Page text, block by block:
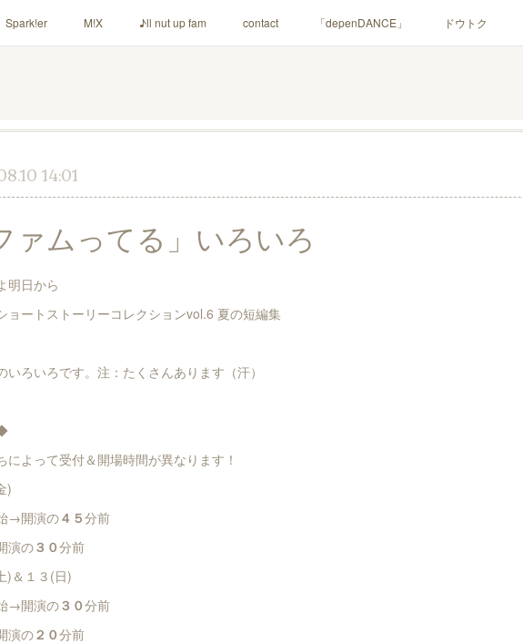
Spark!er M!X ♪ll nut up fam contact 「depenDANCE」 ドウトク
14:01
ァムってる」いろいろ
明日から
ョートストーリーコレクションvol.6 夏の短編集
いろいろです。注：たくさんあります（汗）
よって受付＆開場時間が異なります！
)
→開演の４５分前
演の３０分前
)＆１３(日)
→開演の３０分前
演の２０分前